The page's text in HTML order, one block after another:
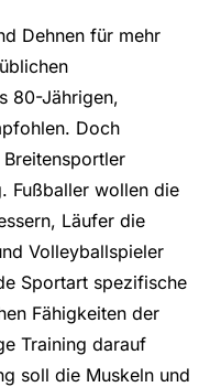
Dehnen für mehr
80-Jährigen,
Doch
Fußballer wollen die
Läufer die
Volleyballspieler
Sportart spezifische
Fähigkeiten der
Training darauf
soll die Muskeln und